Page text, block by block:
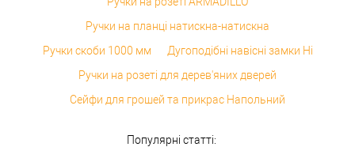
Ручки на планці натискна-натискна
Ручки скоби 1000 мм
Дугоподібні навісні замки Ні
Ручки на розеті для дерев'яних дверей
Сейфи для грошей та прикрас Напольний
Популярні статті: